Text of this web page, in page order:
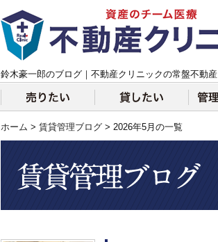
鈴木豪一郎のブログ｜不動産クリニックの常盤不動産
ホーム > 賃貸管理ブログ > 2026年5月の一覧